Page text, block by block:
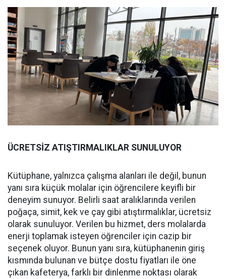
ÜCRETSİZ ATIŞTIRMALIKLAR SUNULUYOR
Kütüphane, yalnızca çalışma alanları ile değil, bunun
yanı sıra küçük molalar için öğrencilere keyifli bir
deneyim sunuyor. Belirli saat aralıklarında verilen
poğaça, simit, kek ve çay gibi atıştırmalıklar, ücretsiz
olarak sunuluyor. Verilen bu hizmet, ders molalarda
enerji toplamak isteyen öğrenciler için cazip bir
seçenek oluyor. Bunun yanı sıra, kütüphanenin giriş
kısmında bulunan ve bütçe dostu fiyatları ile öne
çıkan kafeterya, farklı bir dinlenme noktası olarak